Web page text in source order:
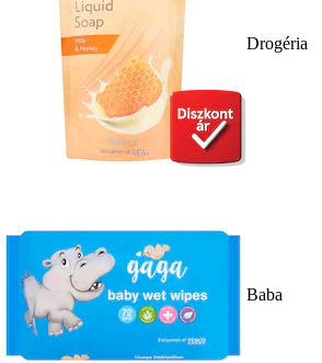
Drogéria
Baba